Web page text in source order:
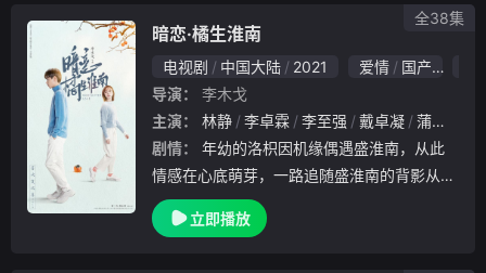
暗恋·橘生淮南
电视剧 中国大陆 2021 爱情 国产
导演：
李木戈
主演：
林静 李卓霖 李至强 戴卓凝 蒲萄
剧情：
情感在心底萌芽，一路追随盛淮南的背影从高
中到了大学。你明我暗的孤军奋战也变为了正
面遭遇的拉锯战。由此展开了一段，以洛枳和
立即播放
全38集